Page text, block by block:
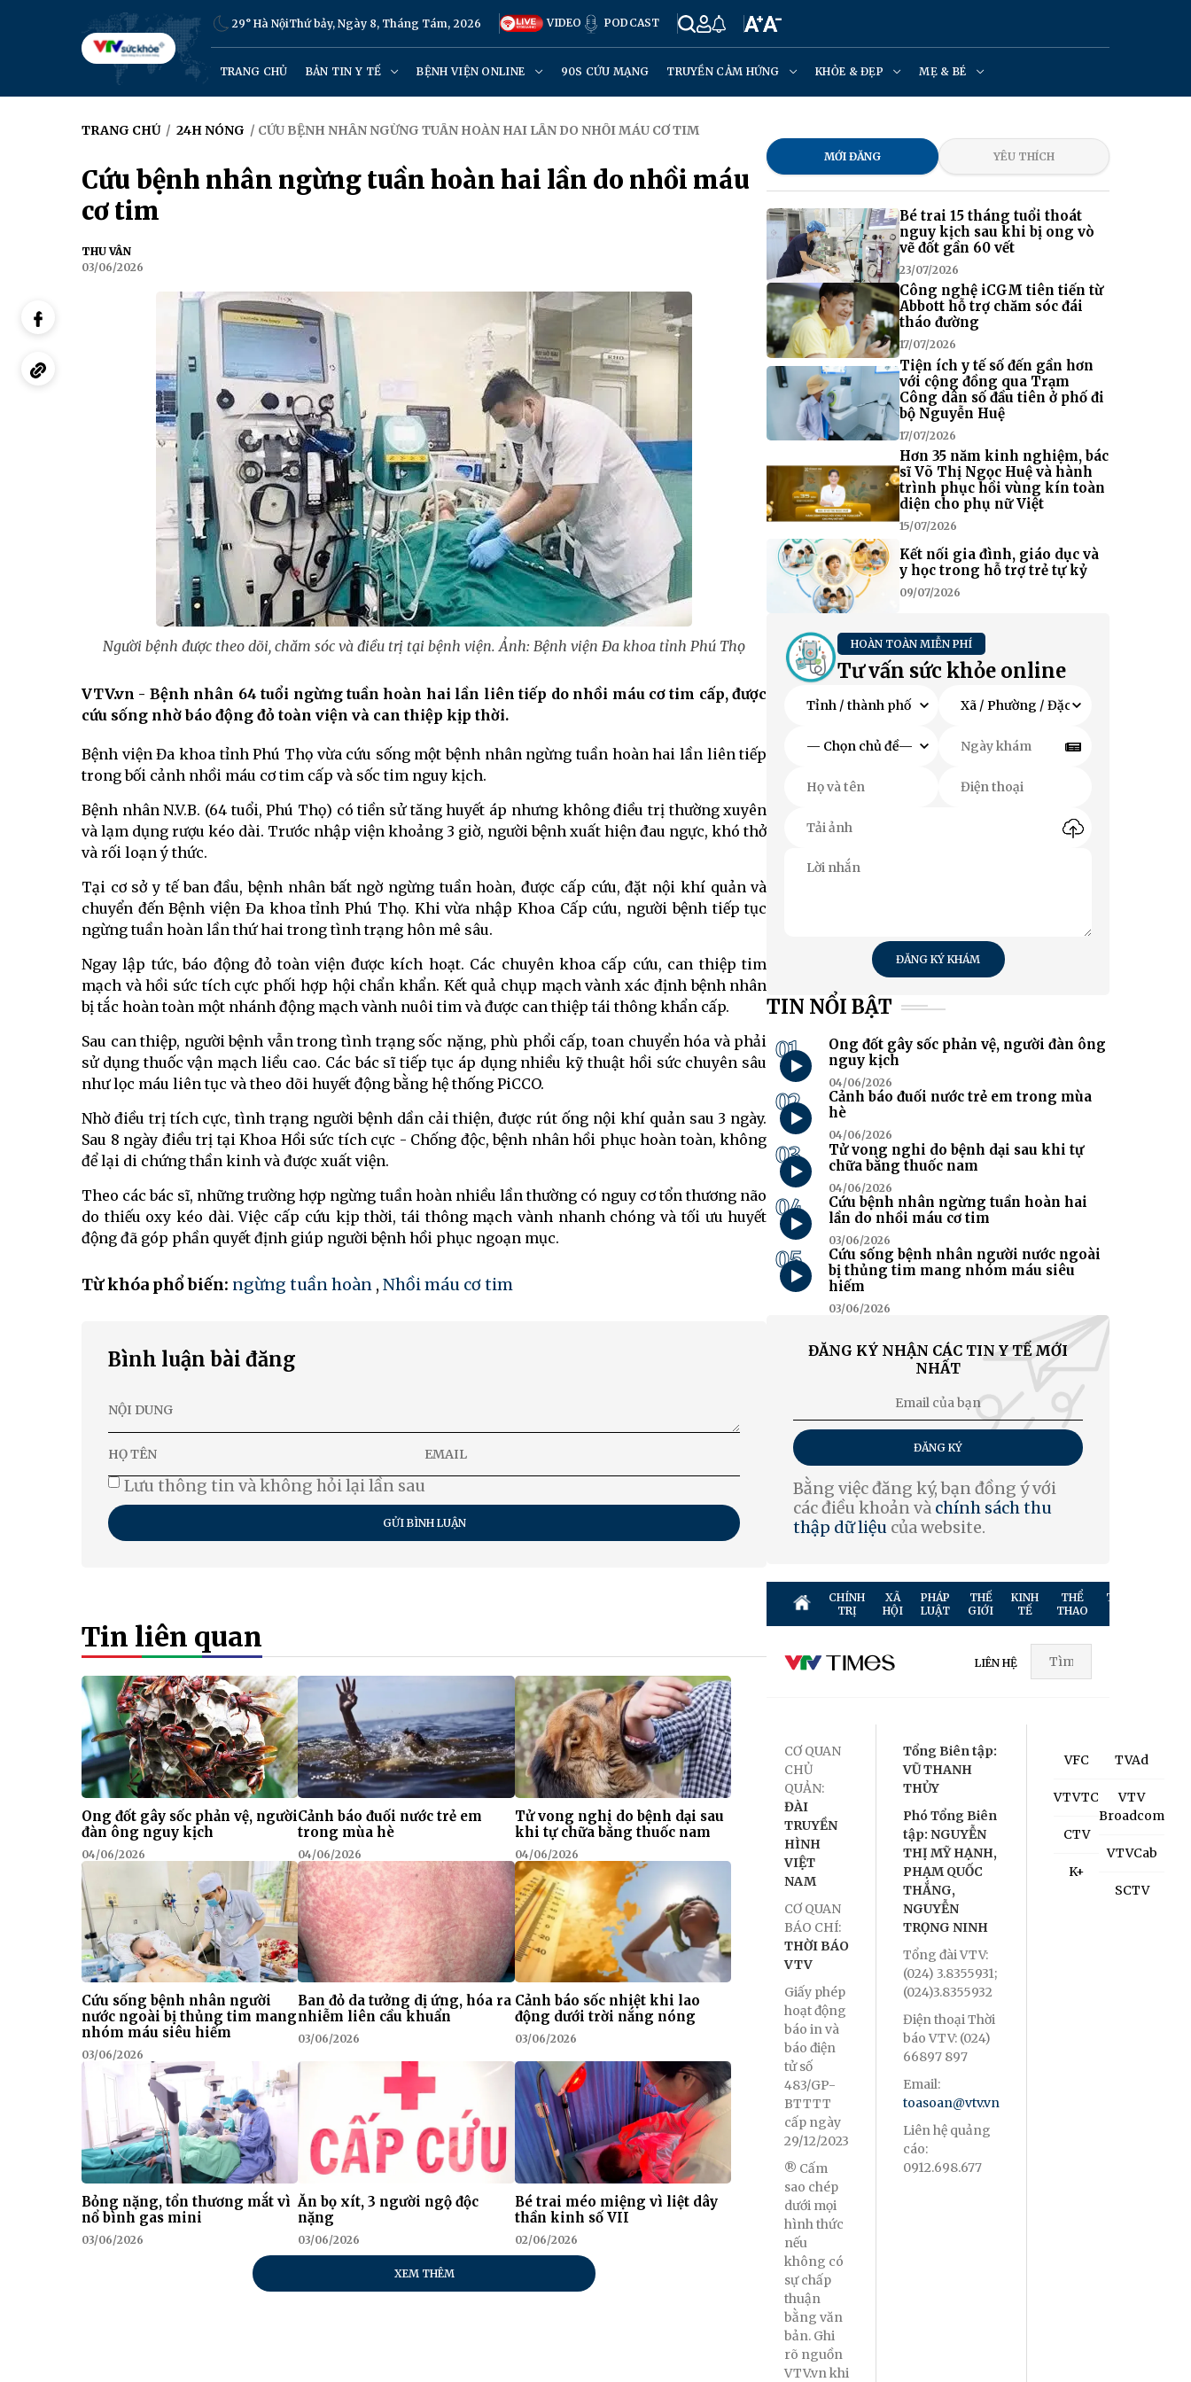
29° Hà NộiThứ bảy, Ngày 8, Tháng Tám, 2026 VIDEO PODCAST
TRANG CHỦ BẢN TIN Y TẾ BỆNH VIỆN ONLINE 90S CỨU MẠNG TRUYỀN CẢM HỨNG KHỎE & ĐẸP MẸ & BÉ
TRANG CHỦ / 24H NÓNG / CỨU BỆNH NHÂN NGỪNG TUẦN HOÀN HAI LẦN DO NHỒI MÁU CƠ TIM
Cứu bệnh nhân ngừng tuần hoàn hai lần do nhồi máu
cơ tim
THU VÂN
03/06/2026
Người bệnh được theo dõi, chăm sóc và điều trị tại bệnh viện. Ảnh: Bệnh viện Đa khoa tỉnh Phú Thọ
VTV.vn - Bệnh nhân 64 tuổi ngừng tuần hoàn hai lần liên tiếp do nhồi máu cơ tim cấp, được
cứu sống nhờ báo động đỏ toàn viện và can thiệp kịp thời.
Bệnh viện Đa khoa tỉnh Phú Thọ vừa cứu sống một bệnh nhân ngừng tuần hoàn hai lần liên tiếp
trong bối cảnh nhồi máu cơ tim cấp và sốc tim nguy kịch.
Bệnh nhân N.V.B. (64 tuổi, Phú Thọ) có tiền sử tăng huyết áp nhưng không điều trị thường xuyên
và lạm dụng rượu kéo dài. Trước nhập viện khoảng 3 giờ, người bệnh xuất hiện đau ngực, khó thở
và rối loạn ý thức.
Tại cơ sở y tế ban đầu, bệnh nhân bất ngờ ngừng tuần hoàn, được cấp cứu, đặt nội khí quản và
chuyển đến Bệnh viện Đa khoa tỉnh Phú Thọ. Khi vừa nhập Khoa Cấp cứu, người bệnh tiếp tục
ngừng tuần hoàn lần thứ hai trong tình trạng hôn mê sâu.
Ngay lập tức, báo động đỏ toàn viện được kích hoạt. Các chuyên khoa cấp cứu, can thiệp tim
mạch và hồi sức tích cực phối hợp hội chẩn khẩn. Kết quả chụp mạch vành xác định bệnh nhân
bị tắc hoàn toàn một nhánh động mạch vành nuôi tim và được can thiệp tái thông khẩn cấp.
Sau can thiệp, người bệnh vẫn trong tình trạng sốc nặng, phù phổi cấp, toan chuyển hóa và phải
sử dụng thuốc vận mạch liều cao. Các bác sĩ tiếp tục áp dụng nhiều kỹ thuật hồi sức chuyên sâu
như lọc máu liên tục và theo dõi huyết động bằng hệ thống PiCCO.
Nhờ điều trị tích cực, tình trạng người bệnh dần cải thiện, được rút ống nội khí quản sau 3 ngày.
Sau 8 ngày điều trị tại Khoa Hồi sức tích cực - Chống độc, bệnh nhân hồi phục hoàn toàn, không
để lại di chứng thần kinh và được xuất viện.
Theo các bác sĩ, những trường hợp ngừng tuần hoàn nhiều lần thường có nguy cơ tổn thương não
do thiếu oxy kéo dài. Việc cấp cứu kịp thời, tái thông mạch vành nhanh chóng và tối ưu huyết
động đã góp phần quyết định giúp người bệnh hồi phục ngoạn mục.
Từ khóa phổ biến: ngừng tuần hoàn , Nhồi máu cơ tim
Bình luận bài đăng
Lưu thông tin và không hỏi lại lần sau
GỬI BÌNH LUẬN
Tin liên quan
Ong đốt gây sốc phản vệ, người
đàn ông nguy kịch
04/06/2026
Cảnh báo đuối nước trẻ em
trong mùa hè
04/06/2026
Tử vong nghi do bệnh dại sau
khi tự chữa bằng thuốc nam
04/06/2026
Cứu sống bệnh nhân người
nước ngoài bị thủng tim mang
nhóm máu siêu hiếm
03/06/2026
Ban đỏ da tưởng dị ứng, hóa ra
nhiễm liên cầu khuẩn
03/06/2026
Cảnh báo sốc nhiệt khi lao
động dưới trời nắng nóng
03/06/2026
Bỏng nặng, tổn thương mắt vì
nổ bình gas mini
03/06/2026
Ăn bọ xít, 3 người ngộ độc
nặng
03/06/2026
Bé trai méo miệng vì liệt dây
thần kinh số VII
02/06/2026
XEM THÊM
MỚI ĐĂNG YÊU THÍCH
Bé trai 15 tháng tuổi thoát
nguy kịch sau khi bị ong vò
vẽ đốt gần 60 vết
23/07/2026
Công nghệ iCGM tiên tiến từ
Abbott hỗ trợ chăm sóc đái
tháo đường
17/07/2026
Tiện ích y tế số đến gần hơn
với cộng đồng qua Trạm
Công dân số đầu tiên ở phố đi
bộ Nguyễn Huệ
17/07/2026
Hơn 35 năm kinh nghiệm, bác
sĩ Võ Thị Ngọc Huệ và hành
trình phục hồi vùng kín toàn
diện cho phụ nữ Việt
15/07/2026
Kết nối gia đình, giáo dục và
y học trong hỗ trợ trẻ tự kỷ
09/07/2026
HOÀN TOÀN MIỄN PHÍ
Tư vấn sức khỏe online
ĐĂNG KÝ KHÁM
TIN NỔI BẬT
01
Ong đốt gây sốc phản vệ, người đàn ông
nguy kịch
04/06/2026
02
Cảnh báo đuối nước trẻ em trong mùa
hè
04/06/2026
03
Tử vong nghi do bệnh dại sau khi tự
chữa bằng thuốc nam
04/06/2026
04
Cứu bệnh nhân ngừng tuần hoàn hai
lần do nhồi máu cơ tim
03/06/2026
05
Cứu sống bệnh nhân người nước ngoài
bị thủng tim mang nhóm máu siêu
hiếm
03/06/2026
ĐĂNG KÝ NHẬN CÁC TIN Y TẾ MỚI
NHẤT
ĐĂNG KÝ
Bằng việc đăng ký, bạn đồng ý với
các điều khoản và chính sách thu
thập dữ liệu của website.
CHÍNH
TRỊ
XÃ
HỘI
PHÁP
LUẬT
THẾ
GIỚI
KINH
TẾ
THỂ
THAO
TRUYỀN
LIÊN HỆ
CƠ QUAN
CHỦ
QUẢN:
ĐÀI
TRUYỀN
HÌNH
VIỆT
NAM
CƠ QUAN
BÁO CHÍ:
THỜI BÁO
VTV
Giấy phép
hoạt động
báo in và
báo điện
tử số
483/GP-
BTTTT
cấp ngày
29/12/2023
® Cấm
sao chép
dưới mọi
hình thức
nếu
không có
sự chấp
thuận
bằng văn
bản. Ghi
rõ nguồn
VTV.vn khi
Tổng Biên tập:
VŨ THANH
THỦY
Phó Tổng Biên
tập: NGUYỄN
THỊ MỸ HẠNH,
PHẠM QUỐC
THẮNG,
NGUYỄN
TRỌNG NINH
Tổng đài VTV:
(024) 3.8355931;
(024)3.8355932
Điện thoại Thời
báo VTV: (024)
66897 897
Email:
toasoan@vtv.vn
Liên hệ quảng
cáo:
0912.698.677
VFC
VTVTC
CTV
K+
TVAd
VTV
Broadcom
VTVCab
SCTV